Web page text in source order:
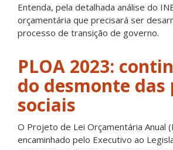
Entenda, pela detalhada análise do
orçamentária que precisará ser
processo de transição de governo.
PLOA 2023:
do desmonte
sociais
O Projeto de Lei Orçamentária Anual
encaminhado pelo Executivo ao